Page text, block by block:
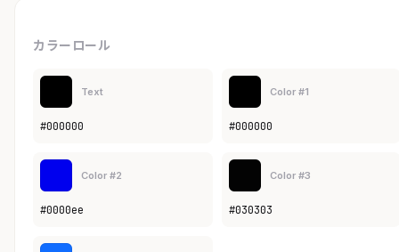
カラーロール
Text
#000000
Color #1
#000000
Color #2
#0000ee
Color #3
#030303